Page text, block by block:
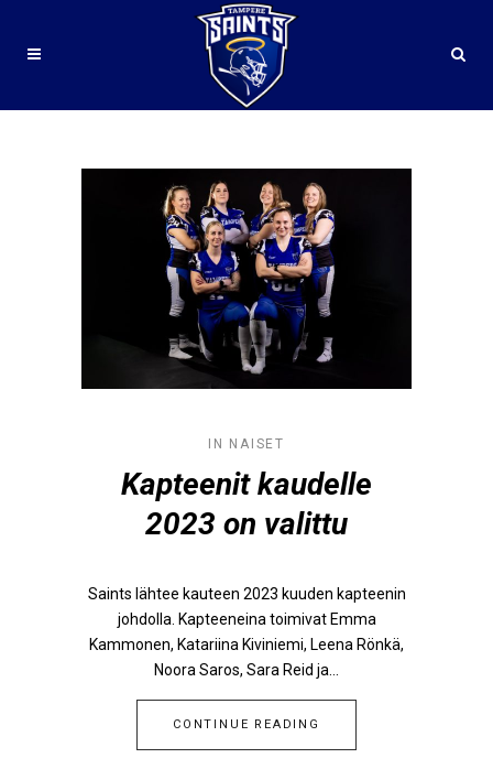
IN NAISET
Kapteenit kaudelle
2023 on valittu
Saints lähtee kauteen 2023 kuuden kapteenin
johdolla. Kapteeneina toimivat Emma
Kammonen, Katariina Kiviniemi, Leena Rönkä,
Noora Saros, Sara Reid ja...
CONTINUE READING